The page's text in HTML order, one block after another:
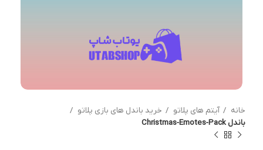
خانه آیتم های پلاتو
خرید باندل های بازی پلاتو
باندل Christmas-Emotes-Pack